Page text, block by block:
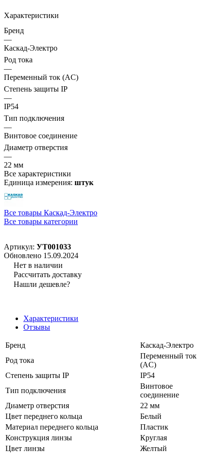
Характеристики
Бренд
—
Каскад-Электро
Род тока
—
Переменный ток (AC)
Степень защиты IP
—
IP54
Тип подключения
—
Винтовое соединение
Диаметр отверстия
—
22 мм
Все характеристики
Единица измерения: штук
Все товары Каскад-Электро
Все товары категории
Артикул: УТ001033
Обновлено 15.09.2024
Нет в наличии
Рассчитать доставку
Нашли дешевле?
Характеристики
Отзывы
Бренд
Каскад-Электро
Род тока
Переменный ток
(AC)
Степень защиты IP
IP54
Тип подключения
Винтовое
соединение
Диаметр отверстия
22 мм
Цвет переднего кольца
Белый
Материал переднего кольца
Пластик
Конструкция линзы
Круглая
Цвет линзы
Желтый